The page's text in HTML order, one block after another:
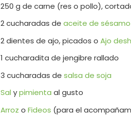
250 g de carne (res o pollo),
2 cucharadas de aceite de sésamo
2 dientes de ajo, picados o Ajo
1 cucharadita de jengibre rallado
3 cucharadas de salsa de soja
Sal ypimienta al gusto
Arroz o Fideos (para el